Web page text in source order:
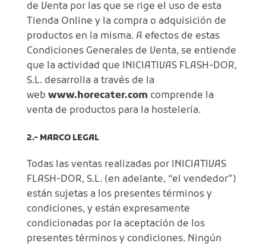
de Venta por las que se rige el uso de esta
Tienda Online y la compra o adquisición de
productos en la misma. A efectos de estas
Condiciones Generales de Venta, se entiende
que la actividad que INICIATIVAS FLASH-DOR,
S.L. desarrolla a través de la
web www.horecater.com comprende la
venta de productos para la hostelería.
2.- MARCO LEGAL
Todas las ventas realizadas por INICIATIVAS
FLASH-DOR, S.L. (en adelante, “el vendedor”)
están sujetas a los presentes términos y
condiciones, y están expresamente
condicionadas por la aceptación de los
presentes términos y condiciones. Ningún